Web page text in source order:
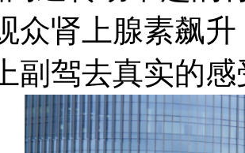
众肾上腺素飙
副驾去真实的